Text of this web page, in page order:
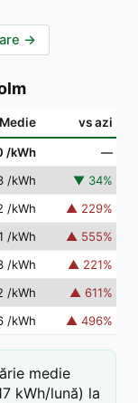
→
Medie vs azi
/kWh
—
/kWh ▼ 34%
/kWh ▲ 229%
/kWh ▲ 555%
/kWh ▲ 221%
/kWh ▲ 611%
/kWh ▲ 496%
medie
kWh/lună) la